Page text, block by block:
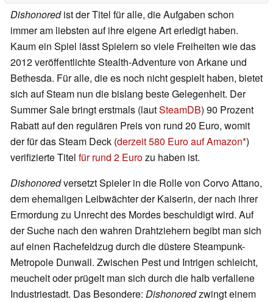
Dishonoredist der Titel für alle, die Aufgaben schon
immer am liebsten auf ihre eigene Art erledigt haben.
Kaum ein Spiel lässt Spielern so viele Freiheiten wie das
2012 veröffentlichte Stealth-Adventure von Arkane und
Bethesda. Für alle, die es noch nicht gespielt haben, bietet
sich auf Steam nun die bislang beste Gelegenheit. Der
Summer Sale bringt erstmals (lautSteamDB) 90 Prozent
Rabatt auf den regulären Preis von rund 20 Euro, womit
der für das Steam Deck (derzeit 580 Euro auf Amazon )
verifizierte Titel für rund 2 Eurozu haben ist.
Dishonoredversetzt Spieler in die Rolle von Corvo Attano,
dem ehemaligen Leibwächter der Kaiserin, der nach ihrer
Ermordung zu Unrecht des Mordes beschuldigt wird. Auf
der Suche nach den wahren Drahtziehern begibt man sich
auf einen Rachefeldzug durch die düstere Steampunk-
Metropole Dunwall. Zwischen Pest und Intrigen schleicht,
meuchelt oder prügelt man sich durch die halb verfallene
Industriestadt. Das Besondere: Dishonoredzwingt einem